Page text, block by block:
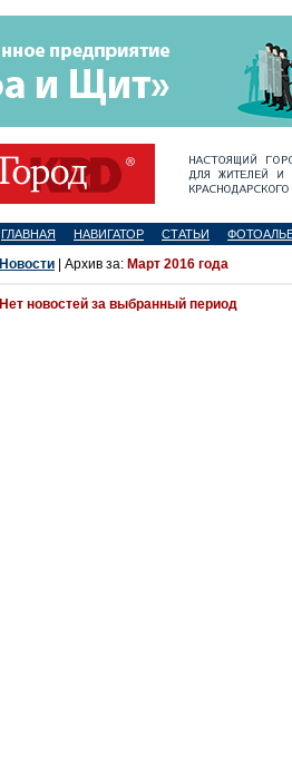
ГЛАВНАЯ НАВИГАТОР СТАТЬИ
Новости | Архив за: Март 2016 года
Нет новостей за выбранный период